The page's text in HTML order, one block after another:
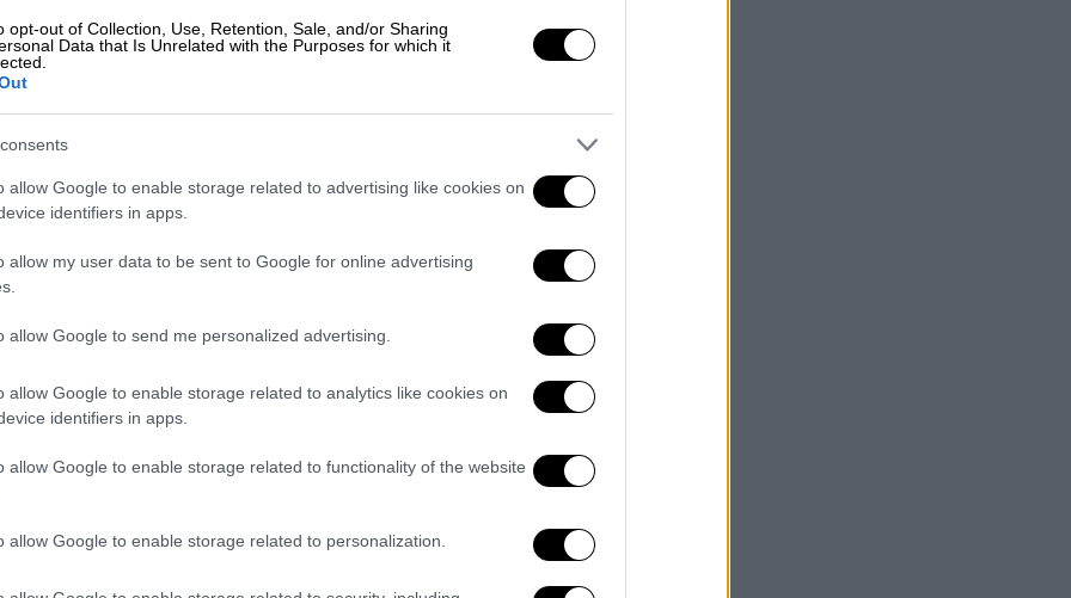
opt-out of Collection, Use, Retention, Sale, and/or Sharing
Data that Is Unrelated with the Purposes for which it
allow Google to enable storage related to advertising like cookies on
identifiers in apps.
allow my user data to be sent to Google for online advertising
allow Google to send me personalized advertising.
allow Google to enable storage related to analytics like cookies on
identifiers in apps.
allow Google to enable storage related to functionality of the website
allow Google to enable storage related to personalization.
ενδιαφέρον τις εξελίξεις που
των Προσφυγικών της Λεωφόρου
με εξαιρετική ιστορική,
σημασία για την Αθήνα.
κατοίκων παρουσίασε τις ανησυχίες
τον κίνδυνο για την ζωή ενός
και ιστορικό σύνολο οκτώ
την περίοδο 1933-1936 για τη στέγαση
χαρακτηρισμένο μνημείο
του κινήματος του
άρρηκτα τόσο με τη μνήμη του